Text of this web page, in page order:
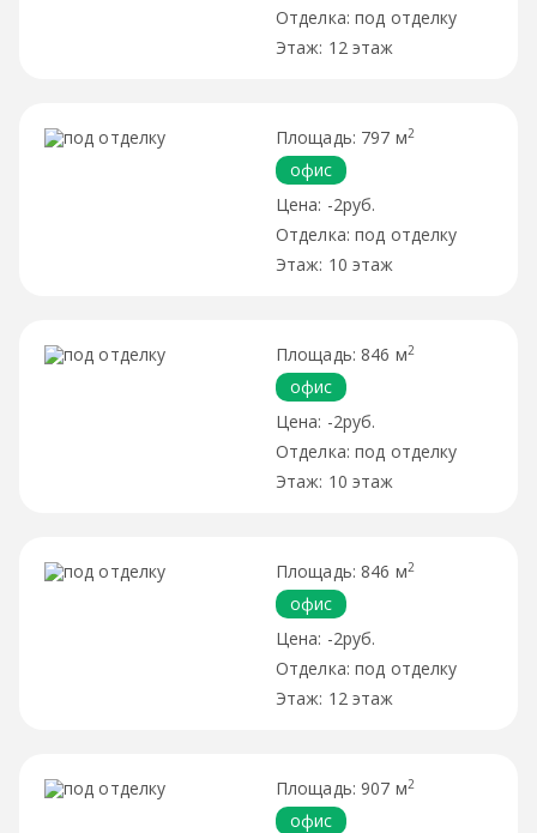
под отделку
12 этаж
797 м2
офис
-2руб.
под отделку
10 этаж
846 м2
офис
-2руб.
под отделку
10 этаж
846 м2
офис
-2руб.
под отделку
12 этаж
907 м2
офис